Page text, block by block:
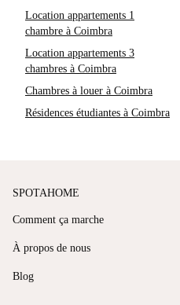
Location appartements 1
chambre à Coimbra
Location appartements 3
chambres à Coimbra
Chambres à louer à Coimbra
Résidences étudiantes à Coimbra
SPOTAHOME
Comment ça marche
À propos de nous
Blog